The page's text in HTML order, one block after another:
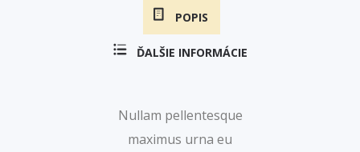
POPIS
ĎALŠIE INFORMÁCIE
Nullam pellentesque
maximus urna eu